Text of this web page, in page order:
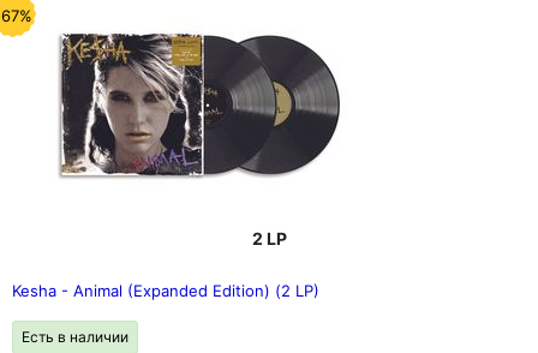
2 LP
Kesha - Animal (Expanded Edition) (2 LP)
Есть в наличии